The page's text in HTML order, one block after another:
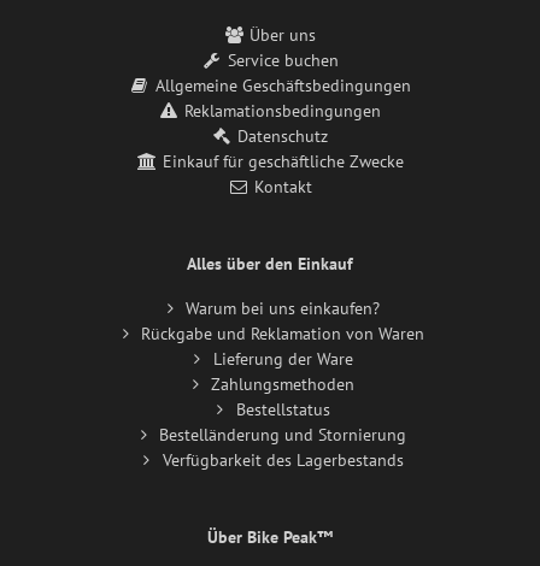
Über uns
Service buchen
Allgemeine Geschäftsbedingungen
Reklamationsbedingungen
Datenschutz
Einkauf für geschäftliche Zwecke
Kontakt
Alles über den Einkauf
Warum bei uns einkaufen?
Rückgabe und Reklamation von Waren
Lieferung der Ware
Zahlungsmethoden
Bestellstatus
Bestelländerung und Stornierung
Verfügbarkeit des Lagerbestands
Über Bike Peak™